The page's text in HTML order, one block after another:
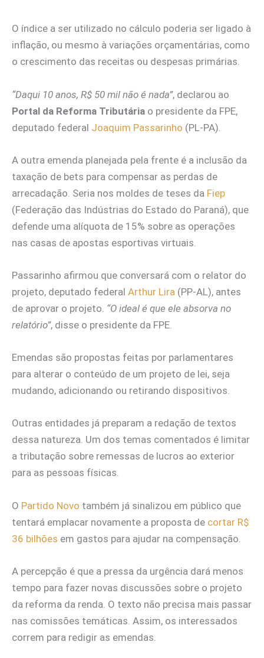
O índice a ser utilizado no cálculo poderia ser ligado à
inflação, ou mesmo à variações orçamentárias, como
o crescimento das receitas ou despesas primárias.
“Daqui 10 anos, R$ 50 mil não é nada”, declarou ao
Portal da Reforma Tributária o presidente da FPE,
deputado federal Joaquim Passarinho (PL-PA).
A outra emenda planejada pela frente é a inclusão da
taxação de bets para compensar as perdas de
arrecadação. Seria nos moldes de teses da Fiep
(Federação das Indústrias do Estado do Paraná), que
defende uma alíquota de 15% sobre as operações
nas casas de apostas esportivas virtuais.
Passarinho afirmou que conversará com o relator do
projeto, deputado federal Arthur Lira (PP-AL), antes
de aprovar o projeto. “O ideal é que ele absorva no
relatório”, disse o presidente da FPE.
Emendas são propostas feitas por parlamentares
para alterar o conteúdo de um projeto de lei, seja
mudando, adicionando ou retirando dispositivos.
Outras entidades já preparam a redação de textos
dessa natureza. Um dos temas comentados é limitar
a tributação sobre remessas de lucros ao exterior
para as pessoas físicas.
O Partido Novo também já sinalizou em público que
tentará emplacar novamente a proposta de cortar R$
36 bilhões em gastos para ajudar na compensação.
A percepção é que a pressa da urgência dará menos
tempo para fazer novas discussões sobre o projeto
da reforma da renda. O texto não precisa mais passar
nas comissões temáticas. Assim, os interessados
correm para redigir as emendas.